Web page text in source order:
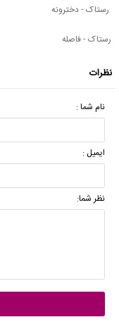
رستاک - دخترونه
رستاک - فاصله
نظرات
نام شما :
ایمیل :
نظر شما: